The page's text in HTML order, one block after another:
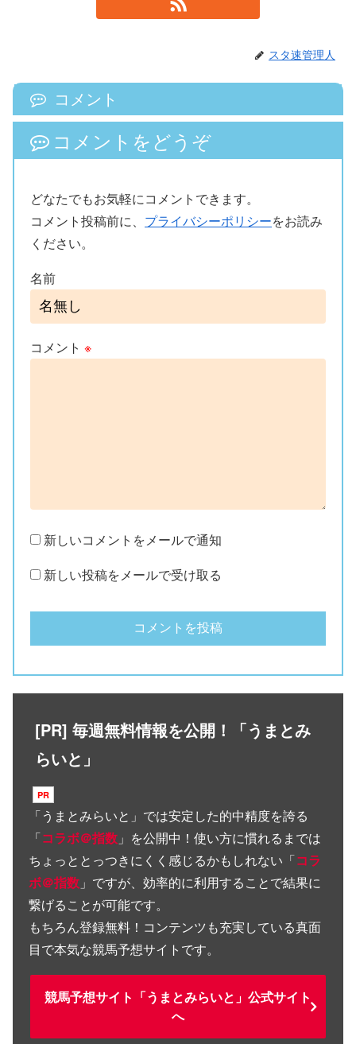
スタ速管理人
コメント
コメントをどうぞ
どなたでもお気軽にコメントできます。
コメント投稿前に、 プライバシーポリシーをお読み
ください。
名前
コメント ※
新しいコメントをメールで通知
新しい投稿をメールで受け取る
[PR] 毎週無料情報を公開！「うまとみ
らいと」
「うまとみらいと 」では安定した的中精度を誇る
「コラボ＠指数 」を公開中！使い方に慣れるまでは
ちょっととっつきにくく感じるかもしれない「コラ
ボ＠指数 」ですが、効率的に利用することで結果に
繋げることが可能です。
もちろん登録無料！コンテンツも充実している真面
目で本気な競馬予想サイトです。
競馬予想サイト「うまとみらいと」公式サイト
へ